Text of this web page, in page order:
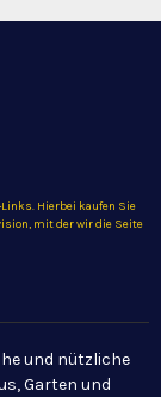
Hierbei kaufen Sie
mit der wir die Seite
und nützliche
Garten und